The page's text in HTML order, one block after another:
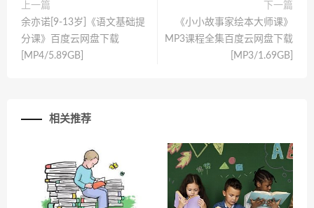
上一篇
余亦诺[9-13岁]《语文基础提
分课》百度云网盘下载
[MP4/5.89GB]
下一篇
《小小故事家绘本大师课》
MP3课程全集百度云网盘下载
[MP3/1.69GB]
相关推荐